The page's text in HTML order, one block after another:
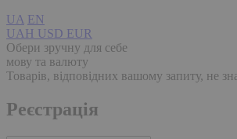
UA EN
UAH USD EUR
Обери зручну для себе
мову та валюту
Товарів, відповідних вашому запиту, не
Реєстрація